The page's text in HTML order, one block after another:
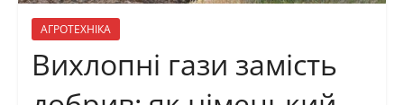
АГРОТЕХНІКА
Вихлопні гази замість